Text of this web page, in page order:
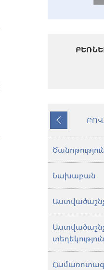
Նախորդ
Նախաբան
տեղեկություն